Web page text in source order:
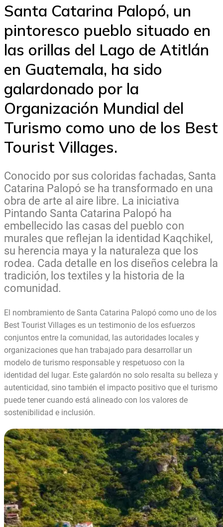
Santa Catarina Palopó, un
pintoresco pueblo situado en
las orillas del Lago de Atitlán
en Guatemala, ha sido
galardonado por la
Organización Mundial del
Turismo como uno de los Best
Tourist Villages.
Conocido por sus coloridas fachadas, Santa
Catarina Palopó se ha transformado en una
obra de arte al aire libre. La iniciativa
Pintando Santa Catarina Palopó ha
embellecido las casas del pueblo con
murales que reflejan la identidad Kaqchikel,
su herencia maya y la naturaleza que los
rodea. Cada detalle en los diseños celebra la
tradición, los textiles y la historia de la
comunidad.
El nombramiento de Santa Catarina Palopó como uno de los
Best Tourist Villages es un testimonio de los esfuerzos
conjuntos entre la comunidad, las autoridades locales y
organizaciones que han trabajado para desarrollar un
modelo de turismo responsable y respetuoso con la
identidad del lugar. Este galardón no solo resalta su belleza y
autenticidad, sino también el impacto positivo que el turismo
puede tener cuando está alineado con los valores de
sostenibilidad e inclusión.